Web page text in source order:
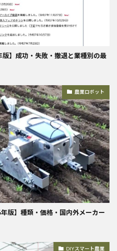
】成功・失敗・撤退と業種別の最
農業ロボット
版】種類・価格・国内外メーカー
DIYスマート農業